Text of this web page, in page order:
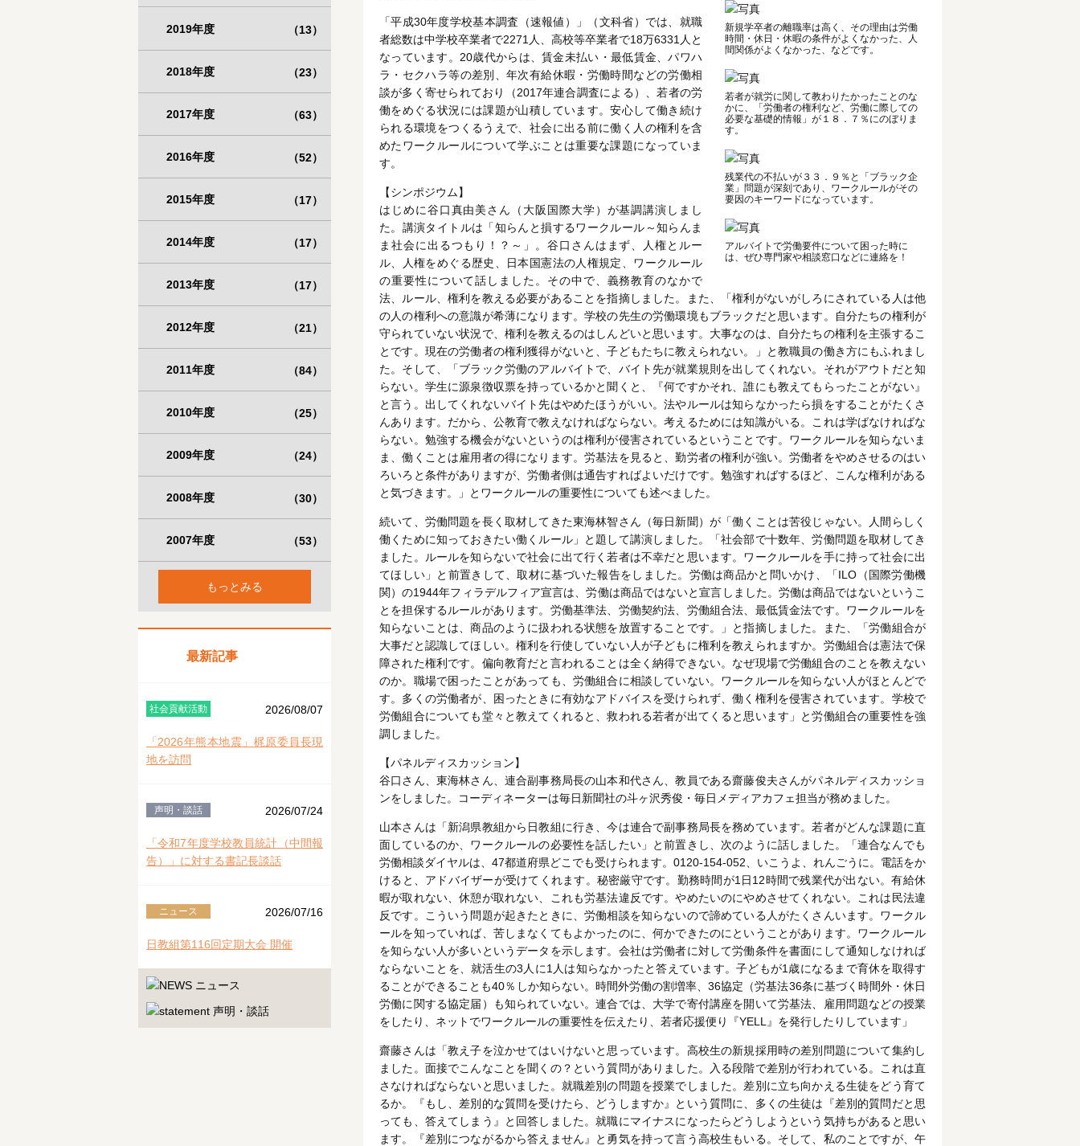
新規学卒者の離職率は高く、その理由は労働
時間・休日・休暇の条件がよくなかった、人
間関係がよくなかった、などです。
若者が就労に関して教わりたかったことのな
かに、「労働者の権利など、労働に際しての
必要な基礎的情報」が１８．７％にのぼりま
す。
残業代の不払いが３３．９％と「ブラック企
業」問題が深刻であり、ワークルールがその
要因のキーワードになっています。
アルバイトで労働要件について困った時に
は、ぜひ専門家や相談窓口などに連絡を！
「平成30年度学校基本調査（速報値）」（文科省）では、就職
者総数は中学校卒業者で2271人、高校等卒業者で18万6331人と
なっています。20歳代からは、賃金未払い・最低賃金、パワハ
ラ・セクハラ等の差別、年次有給休暇・労働時間などの労働相
談が多く寄せられており（2017年連合調査による）、若者の労
働をめぐる状況には課題が山積しています。安心して働き続け
られる環境をつくるうえで、社会に出る前に働く人の権利を含
めたワークルールについて学ぶことは重要な課題になっていま
す。
【シンポジウム】
はじめに谷口真由美さん（大阪国際大学）が基調講演しまし
た。講演タイトルは「知らんと損するワークルール～知らんま
ま社会に出るつもり！？～」。谷口さんはまず、人権とルー
ル、人権をめぐる歴史、日本国憲法の人権規定、ワークルール
の重要性について話しました。その中で、義務教育のなかで
法、ルール、権利を教える必要があることを指摘しました。また、「権利がないがしろにされている人は他
の人の権利への意識が希薄になります。学校の先生の労働環境もブラックだと思います。自分たちの権利が
守られていない状況で、権利を教えるのはしんどいと思います。大事なのは、自分たちの権利を主張するこ
とです。現在の労働者の権利獲得がないと、子どもたちに教えられない。」と教職員の働き方にもふれまし
た。そして、「ブラック労働のアルバイトで、バイト先が就業規則を出してくれない。それがアウトだと知
らない。学生に源泉徴収票を持っているかと聞くと、『何ですかそれ、誰にも教えてもらったことがない』
と言う。出してくれないバイト先はやめたほうがいい。法やルールは知らなかったら損をすることがたくさ
んあります。だから、公教育で教えなければならない。考えるためには知識がいる。これは学ばなければな
らない。勉強する機会がないというのは権利が侵害されているということです。ワークルールを知らないま
ま、働くことは雇用者の得になります。労基法を見ると、勤労者の権利が強い。労働者をやめさせるのはい
ろいろと条件がありますが、労働者側は通告すればよいだけです。勉強すればするほど、こんな権利がある
と気づきます。」とワークルールの重要性についても述べました。
続いて、労働問題を長く取材してきた東海林智さん（毎日新聞）が「働くことは苦役じゃない。人間らしく
働くために知っておきたい働くルール」と題して講演しました。「社会部で十数年、労働問題を取材してき
ました。ルールを知らないで社会に出て行く若者は不幸だと思います。ワークルールを手に持って社会に出
てほしい」と前置きして、取材に基づいた報告をしました。労働は商品かと問いかけ、「ILO（国際労働機
関）の1944年フィラデルフィア宣言は、労働は商品ではないと宣言しました。労働は商品ではないというこ
とを担保するルールがあります。労働基準法、労働契約法、労働組合法、最低賃金法です。ワークルールを
知らないことは、商品のように扱われる状態を放置することです。」と指摘しました。また、「労働組合が
大事だと認識してほしい。権利を行使していない人が子どもに権利を教えられますか。労働組合は憲法で保
障された権利です。偏向教育だと言われることは全く納得できない。なぜ現場で労働組合のことを教えない
のか。職場で困ったことがあっても、労働組合に相談していない。ワークルールを知らない人がほとんどで
す。多くの労働者が、困ったときに有効なアドバイスを受けられず、働く権利を侵害されています。学校で
労働組合についても堂々と教えてくれると、救われる若者が出てくると思います」と労働組合の重要性を強
調しました。
【パネルディスカッション】
谷口さん、東海林さん、連合副事務局長の山本和代さん、教員である齋藤俊夫さんがパネルディスカッショ
ンをしました。コーディネーターは毎日新聞社の斗ヶ沢秀俊・毎日メディアカフェ担当が務めました。
山本さんは「新潟県教組から日教組に行き、今は連合で副事務局長を務めています。若者がどんな課題に直
面しているのか、ワークルールの必要性を話したい」と前置きし、次のように話しました。「連合なんでも
労働相談ダイヤルは、47都道府県どこでも受けられます。0120-154-052、いこうよ、れんごうに。電話をか
けると、アドバイザーが受けてくれます。秘密厳守です。勤務時間が1日12時間で残業代が出ない。有給休
暇が取れない、休憩が取れない、これも労基法違反です。やめたいのにやめさせてくれない。これは民法違
反です。こういう問題が起きたときに、労働相談を知らないので諦めている人がたくさんいます。ワークル
ールを知っていれば、苦しまなくてもよかったのに、何かできたのにということがあります。ワークルール
を知らない人が多いというデータを示します。会社は労働者に対して労働条件を書面にして通知しなければ
ならないことを、就活生の3人に1人は知らなかったと答えています。子どもが1歳になるまで育休を取得す
ることができることも40％しか知らない。時間外労働の割増率、36協定（労基法36条に基づく時間外・休日
労働に関する協定届）も知られていない。連合では、大学で寄付講座を開いて労基法、雇用問題などの授業
をしたり、ネットでワークルールの重要性を伝えたり、若者応援便り『YELL』を発行したりしています」
齋藤さんは「教え子を泣かせてはいけないと思っています。高校生の新規採用時の差別問題について集約し
ました。面接でこんなことを聞くの？という質問がありました。入る段階で差別が行われている。これは直
さなければならないと思いました。就職差別の問題を授業でしました。差別に立ち向かえる生徒をどう育て
るか。『もし、差別的な質問を受けたら、どうしますか』という質問に、多くの生徒は『差別的質問だと思
っても、答えてしまう』と回答しました。就職にマイナスになったらどうしようという気持ちがあると思い
ます。『差別につながるから答えません』と勇気を持って言う高校生もいる。そして、私のことですが、午
2019年度 （13）
2018年度 （23）
2017年度 （63）
2016年度 （52）
2015年度 （17）
2014年度 （17）
2013年度 （17）
2012年度 （21）
2011年度 （84）
2010年度 （25）
2009年度 （24）
2008年度 （30）
2007年度 （53）
もっとみる
最新記事
社会貢献活動 2026/08/07
「2026年熊本地震」梶原委員長現
地を訪問
声明・談話 2026/07/24
「令和7年度学校教員統計（中間報
告）」に対する書記長談話
ニュース 2026/07/16
日教組第116回定期大会 開催